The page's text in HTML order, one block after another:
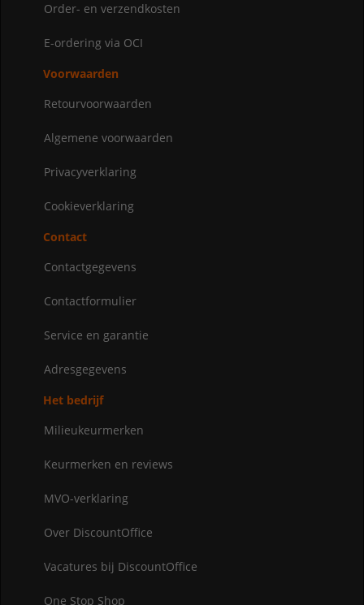
Order- en verzendkosten
E-ordering via OCI
Voorwaarden
Retourvoorwaarden
Algemene voorwaarden
Privacyverklaring
Cookieverklaring
Contact
Contactgegevens
Contactformulier
Service en garantie
Adresgegevens
Het bedrijf
Milieukeurmerken
Keurmerken en reviews
MVO-verklaring
Over DiscountOffice
Vacatures bij DiscountOffice
One Stop Shop